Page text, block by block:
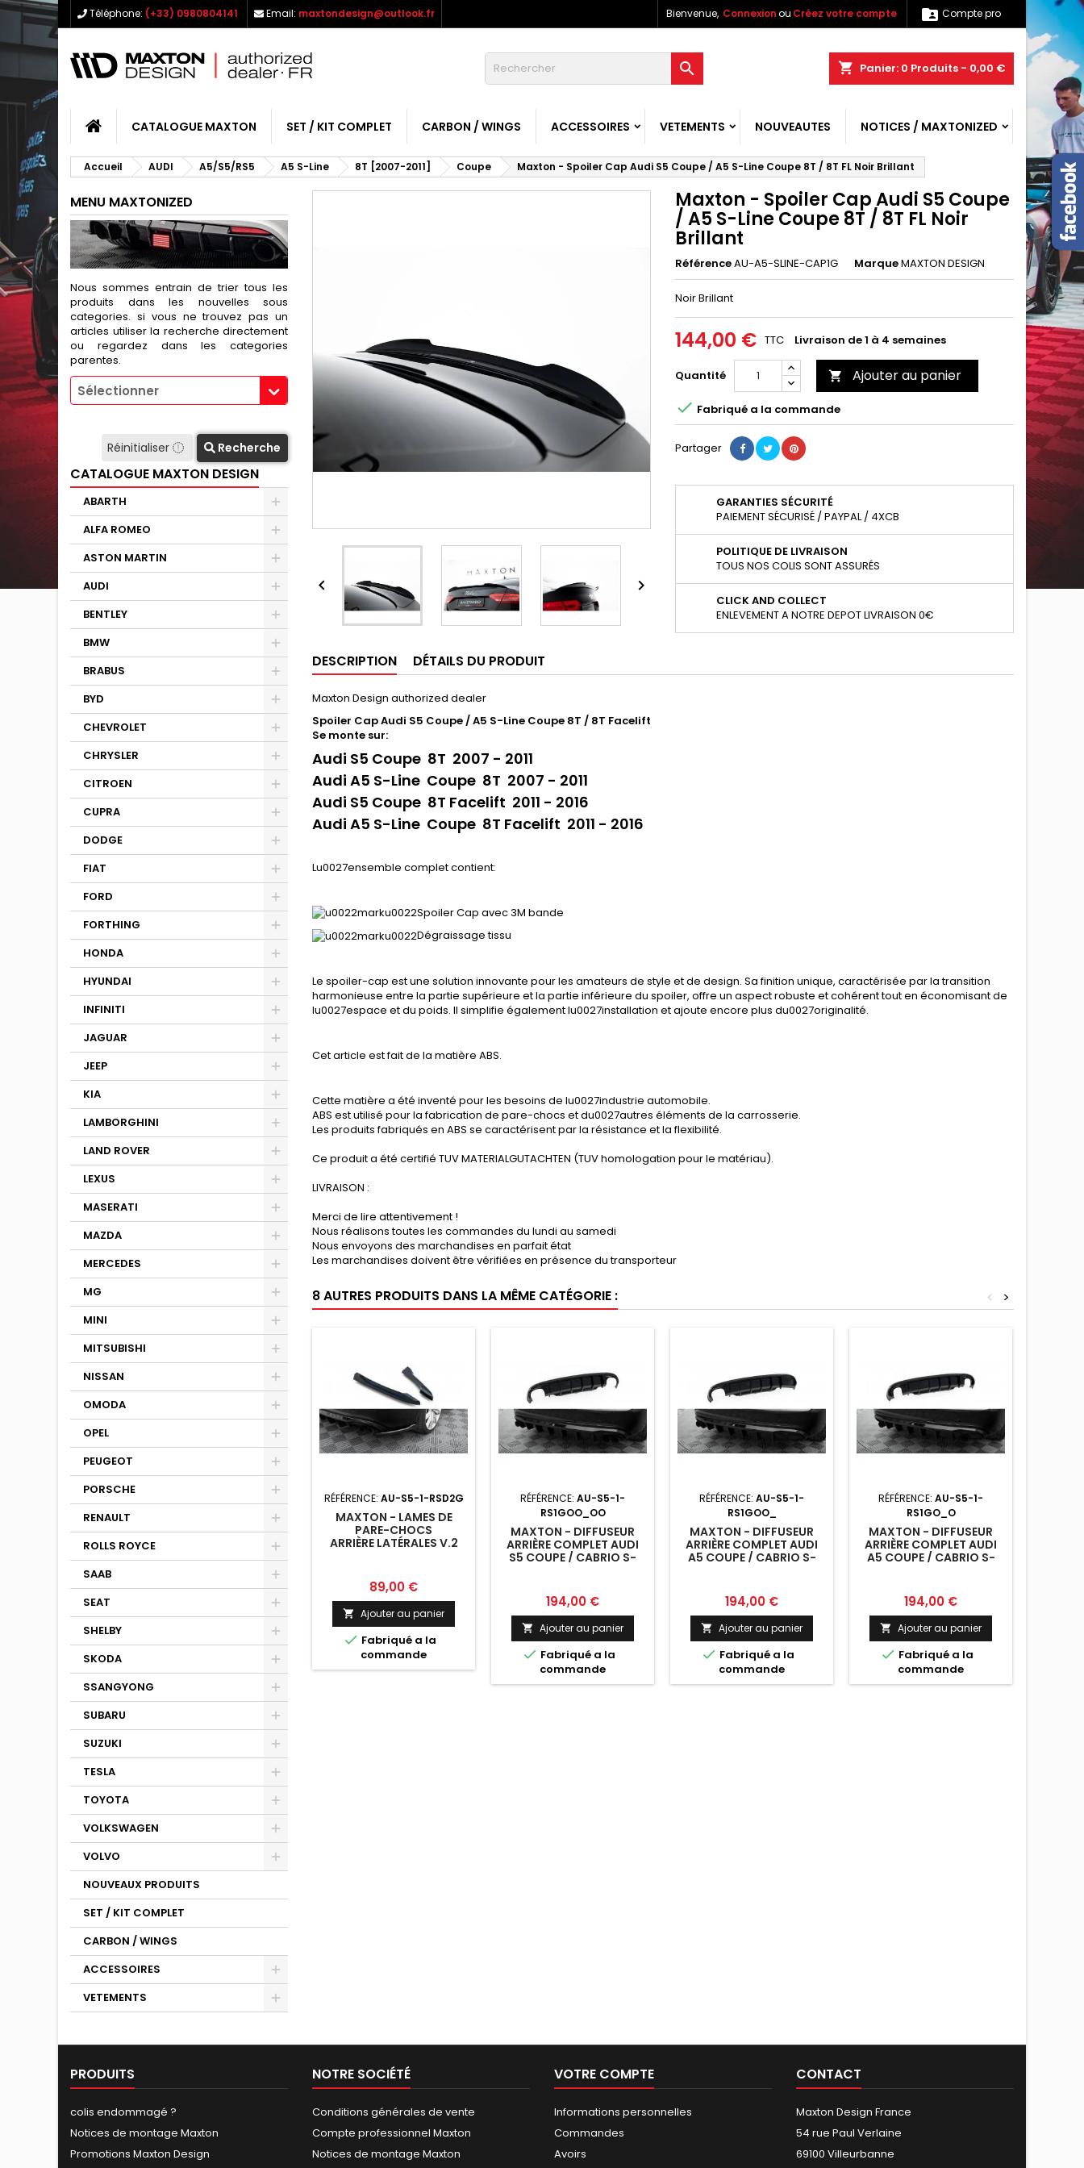
Téléphone: (+33) 0980804141 Email: maxtondesign@outlook.fr  Compte pro
Bienvenue, Connexionou Créez votre compte
shopping_cart Panier: 0 Produits - 0,00 €

CATALOGUE MAXTON SET / KIT COMPLET CARBON / WINGS ACCESSOIRES VETEMENTS NOUVEAUTES NOTICES / MAXTONIZED
Accueil AUDI A5/S5/RS5 A5 S-Line 8T [2007-2011] Coupe Maxton - Spoiler Cap Audi S5 Coupe / A5 S-Line Coupe 8T / 8T FL Noir Brillant
MENU MAXTONIZED
Nous sommes entrain de trier tous les
produits dans les nouvelles sous
categories. si vous ne trouvez pas un
articles utiliser la recherche directement
ou regardez dans les categories
parentes.
Sélectionner
Réinitialiser Recherche
CATALOGUE MAXTON DESIGN
ABARTH
ALFA ROMEO
ASTON MARTIN
AUDI
BENTLEY
BMW
BRABUS
BYD
CHEVROLET
CHRYSLER
CITROEN
CUPRA
DODGE
FIAT
FORD
FORTHING
HONDA
HYUNDAI
INFINITI
JAGUAR
JEEP
KIA
LAMBORGHINI
LAND ROVER
LEXUS
MASERATI
MAZDA
MERCEDES
MG
MINI
MITSUBISHI
NISSAN
OMODA
OPEL
PEUGEOT
PORSCHE
RENAULT
ROLLS ROYCE
SAAB
SEAT
SHELBY
SKODA
SSANGYONG
SUBARU
SUZUKI
TESLA
TOYOTA
VOLKSWAGEN
VOLVO
NOUVEAUX PRODUITS
SET / KIT COMPLET
CARBON / WINGS
ACCESSOIRES
VETEMENTS
 
Maxton - Spoiler Cap Audi S5 Coupe
/ A5 S-Line Coupe 8T / 8T FL Noir
Brillant
RéférenceAU-A5-SLINE-CAP1G MarqueMAXTON DESIGN
Noir Brillant
144,00 € TTC Livraison de 1 à 4 semaines
Quantité  Ajouter au panier
 Fabriqué a la commande
Partager
GARANTIES SÉCURITÉ
PAIEMENT SÉCURISÉ / PAYPAL / 4XCB
POLITIQUE DE LIVRAISON
TOUS NOS COLIS SONT ASSURÉS
CLICK AND COLLECT
ENLEVEMENT A NOTRE DEPOT LIVRAISON 0€
DESCRIPTION DÉTAILS DU PRODUIT
Maxton Design authorized dealer
Spoiler Cap Audi S5 Coupe / A5 S-Line Coupe 8T / 8T Facelift
Se monte sur:
Audi S5 Coupe 8T 2007 - 2011
Audi A5 S-Line Coupe 8T 2007 - 2011
Audi S5 Coupe 8T Facelift 2011 - 2016
Audi A5 S-Line Coupe 8T Facelift 2011 - 2016
Lu0027ensemble complet contient:
Spoiler Cap avec 3M bande
Dégraissage tissu
Le spoiler-cap est une solution innovante pour les amateurs de style et de design. Sa finition unique, caractérisée par la transition
harmonieuse entre la partie supérieure et la partie inférieure du spoiler, offre un aspect robuste et cohérent tout en économisant de
lu0027espace et du poids. Il simplifie également lu0027installation et ajoute encore plus du0027originalité.
Cet article est fait de la matière ABS.
Cette matière a été inventé pour les besoins de lu0027industrie automobile.
ABS est utilisé pour la fabrication de pare-chocs et du0027autres éléments de la carrosserie.
Les produits fabriqués en ABS se caractérisent par la résistance et la flexibilité.
Ce produit a été certifié TUV MATERIALGUTACHTEN (TUV homologation pour le matériau).
LIVRAISON :
Merci de lire attentivement !
Nous réalisons toutes les commandes du lundi au samedi
Nous envoyons des marchandises en parfait état
Les marchandises doivent être vérifiées en présence du transporteur
8 AUTRES PRODUITS DANS LA MÊME CATÉGORIE : >
<
RÉFÉRENCE: AU-S5-1-RSD2G
MAXTON - LAMES DE
PARE-CHOCS
ARRIÈRE LATÉRALES V.2
Prix
89,00 €
 Ajouter au panier
 Fabriqué a la
commande
RÉFÉRENCE: AU-S5-1-
RS1GOO_OO
MAXTON - DIFFUSEUR
ARRIÈRE COMPLET AUDI
S5 COUPE / CABRIO S-
Prix
194,00 €
 Ajouter au panier
 Fabriqué a la
commande
RÉFÉRENCE: AU-S5-1-
RS1GOO_
MAXTON - DIFFUSEUR
ARRIÈRE COMPLET AUDI
A5 COUPE / CABRIO S-
FACE)
Prix
194,00 €
 Ajouter au panier
 Fabriqué a la
commande
RÉFÉRENCE: AU-S5-1-
RS1GO_O
MAXTON - DIFFUSEUR
ARRIÈRE COMPLET AUDI
A5 COUPE / CABRIO S-
DES DEUX CÔTÉS)
Prix
194,00 €
 Ajouter au panier
 Fabriqué a la
commande
PRODUITS
colis endommagé ?
Notices de montage Maxton
Promotions Maxton Design
NOTRE SOCIÉTÉ
Conditions générales de vente
Compte professionnel Maxton
Notices de montage Maxton
VOTRE COMPTE
Informations personnelles
Commandes
Avoirs
CONTACT
Maxton Design France
54 rue Paul Verlaine
69100 Villeurbanne